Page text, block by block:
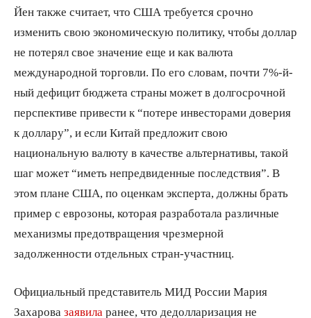
Йен также считает, что США требуется срочно
изменить свою экономическую политику, чтобы доллар
не потерял свое значение еще и как валюта
международной торговли. По его словам, почти 7%-й-
ный дефицит бюджета страны может в долгосрочной
перспективе привести к “потере инвесторами доверия
к доллару”, и если Китай предложит свою
национальную валюту в качестве альтернативы, такой
шаг может “иметь непредвиденные последствия”. В
этом плане США, по оценкам эксперта, должны брать
пример с еврозоны, которая разработала различные
механизмы предотвращения чрезмерной
задолженности отдельных стран-участниц.
Официальный представитель МИД России Мария
Захарова заявила ранее, что дедолларизация не